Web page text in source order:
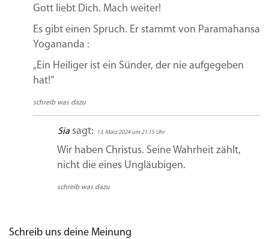
Gott liebt Dich. Mach weiter!
Es gibt einen Spruch. Er stammt von Paramahansa
Yogananda :
„Ein Heiliger ist ein Sünder, der nie aufgegeben
hat!“
schreib was dazu
Sia sagt: 13. März 2024 um 21:15 Uhr
Wir haben Christus. Seine Wahrheit zählt,
nicht die eines Ungläubigen.
schreib was dazu
Schreib uns deine Meinung